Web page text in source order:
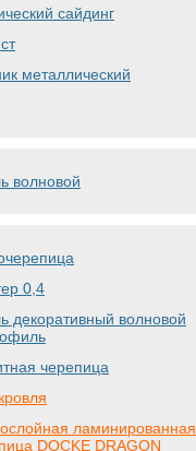
сайдинг
металлический
волновой
0,4
декоративный волновой
черепица
ламинированная
DOCKE DRAGON